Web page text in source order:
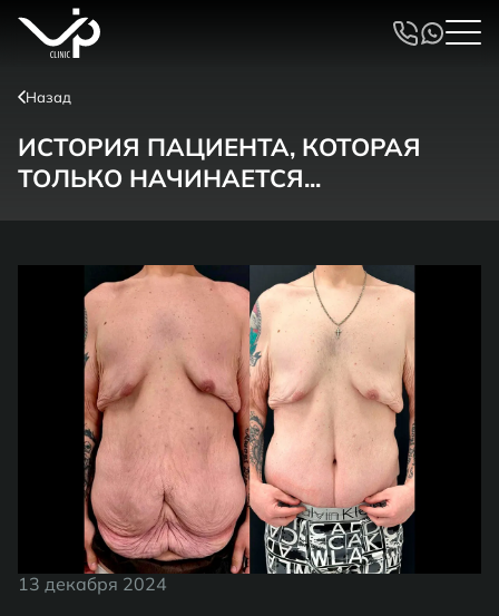
Назад
ИСТОРИЯ ПАЦИЕНТА, КОТОРАЯ
ТОЛЬКО НАЧИНАЕТСЯ...
13 декабря 2024